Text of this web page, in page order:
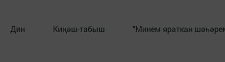
Дин Киңәш-табыш "Минем яраткан